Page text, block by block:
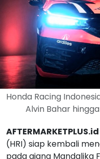
Honda Racing
Alvin Bahar
AFTERMARKETPLUS.id
(HRI) siap kembali
pada ajang Mandalika